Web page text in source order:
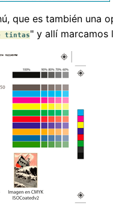
que es también una
tintas" y allí marcamos